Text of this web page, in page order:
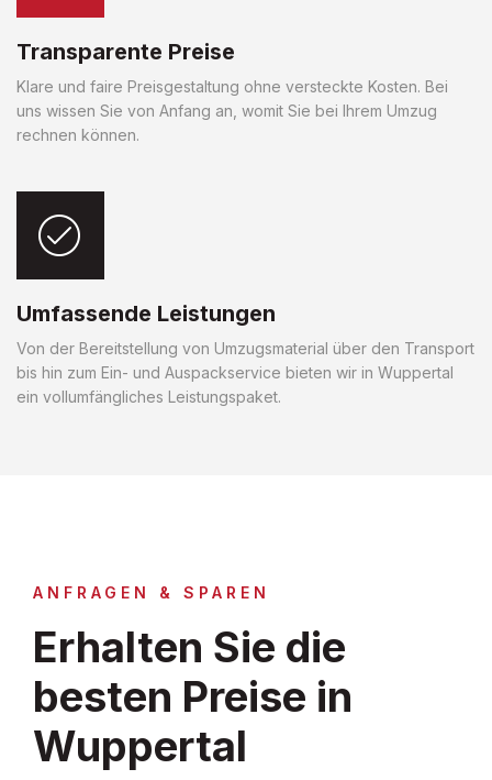
Transparente Preise
Klare und faire Preisgestaltung ohne versteckte Kosten. Bei
uns wissen Sie von Anfang an, womit Sie bei Ihrem Umzug
rechnen können.
Umfassende Leistungen
Von der Bereitstellung von Umzugsmaterial über den Transport
bis hin zum Ein- und Auspackservice bieten wir in Wuppertal
ein vollumfängliches Leistungspaket.
ANFRAGEN & SPAREN
Erhalten Sie die
besten Preise in
Wuppertal